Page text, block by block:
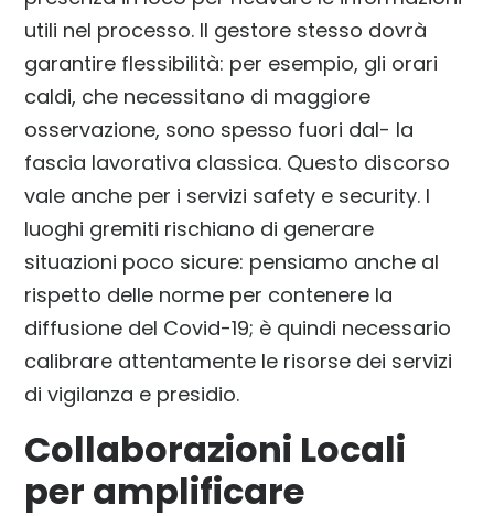
utili nel processo. Il gestore stesso dovrà
garantire flessibilità: per esempio, gli orari
caldi, che necessitano di maggiore
osservazione, sono spesso fuori dal- la
fascia lavorativa classica. Questo discorso
vale anche per i servizi safety e security. I
luoghi gremiti rischiano di generare
situazioni poco sicure: pensiamo anche al
rispetto delle norme per contenere la
diffusione del Covid-19; è quindi necessario
calibrare attentamente le risorse dei servizi
di vigilanza e presidio.
Collaborazioni Locali
per amplificare